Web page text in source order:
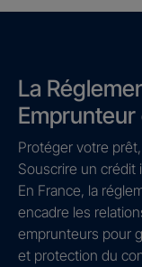
La
Emprunteur
Protéger votre
Souscrire un crédit
En France, la
encadre les
emprunteurs pour
et protection du